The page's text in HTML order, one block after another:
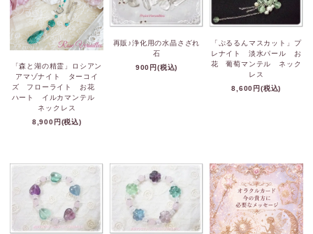
「森と湖の精霊」ロシアン
アマゾナイト ターコイ
ズ フローライト お花
ハート イルカマンテル
ネックレス
8,900円(税込)
再販♪浄化用の水晶さざれ
石
900円(税込)
「ぷるるんマスカット」プ
レナイト 淡水パール お
花 葡萄マンテル ネック
レス
8,600円(税込)